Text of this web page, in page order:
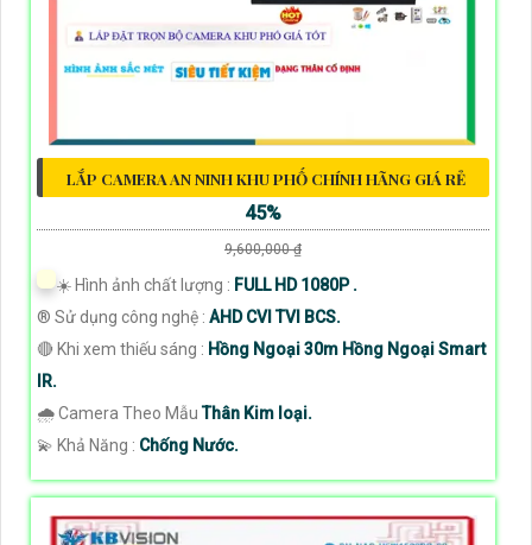
LẮP CAMERA AN NINH KHU PHỐ CHÍNH HÃNG GIÁ RẺ
45%
9,600,000 ₫
☀️ Hình ảnh chất lượng : FULL HD 1080P .
®️ Sử dụng công nghệ : AHD CVI TVI BCS.
🔴 Khi xem thiếu sáng : Hồng Ngoại 30m Hồng Ngoại Smart
IR.
🌧️ Camera Theo MẫuThân Kim loại.
️💫 Khả Năng : Chống Nước.